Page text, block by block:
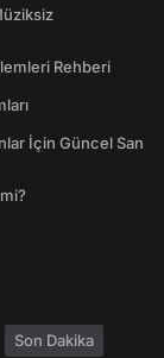
Rehberi
İçin Güncel San
Son Dakika